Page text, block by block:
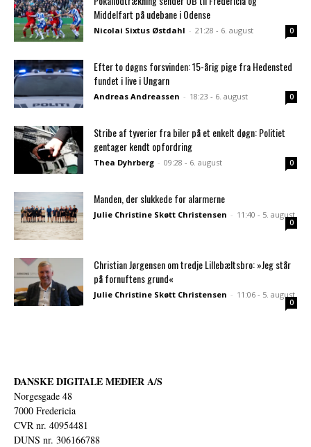
Middelfart på udebane i Odense
Nicolai Sixtus Østdahl - 21:28 - 6. august 0
Efter to døgns forsvinden: 15-årig pige fra Hedensted
fundet i live i Ungarn
Andreas Andreassen - 18:23 - 6. august 0
Stribe af tyverier fra biler på et enkelt døgn: Politiet
gentager kendt opfordring
Thea Dyhrberg - 09:28 - 6. august 0
Manden, der slukkede for alarmerne
Julie Christine Skøtt Christensen - 11:40 - 5. august
0
Christian Jørgensen om tredje Lillebæltsbro: »Jeg står
på fornuftens grund«
Julie Christine Skøtt Christensen - 11:06 - 5. august
0
DANSKE DIGITALE MEDIER A/S
Norgesgade 48
7000 Fredericia
CVR nr. 40954481
DUNS nr. 306166788